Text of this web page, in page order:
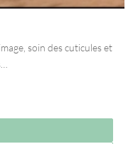
soin des cuticules et